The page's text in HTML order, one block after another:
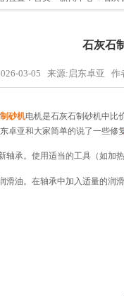
石灰石
03-05 来源:启东卓亚 作
砂机电机是石灰石制砂机中比
卓亚和大家简单的说了一些修
轴承。使用适当的工具（如加
滑油。在轴承中加入适量的润